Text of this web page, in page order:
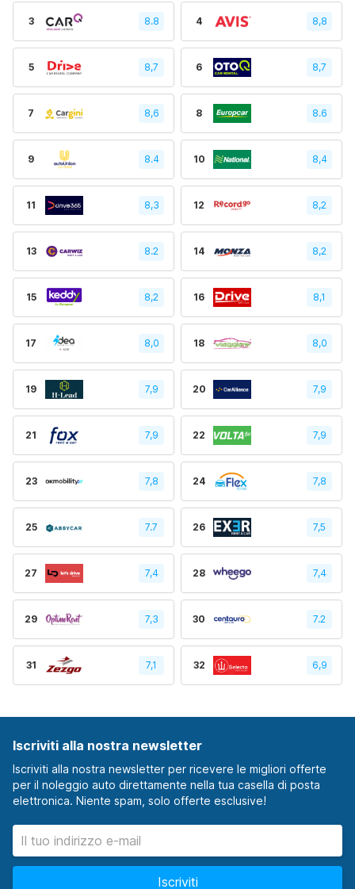
3 8.8 4 8,8
5 8,7 6 8,7
7 8,6 8 8.6
9 8.4 10 8,4
11 8,3 12 8,2
13 8.2 14 8,2
15 8,2 16 8,1
17 8,0 18 8,0
19 7,9 20 7,9
21 7,9 22 7,9
23 7,8 24 7,8
25 7.7 26 7,5
27 7,4 28 7,4
29 7,3 30 7.2
31 7,1 32 6,9
Iscriviti alla nostra newsletter
Iscriviti alla nostra newsletter per ricevere le migliori offerte
per il noleggio auto direttamente nella tua casella di posta
elettronica. Niente spam, solo offerte esclusive!
Iscriviti